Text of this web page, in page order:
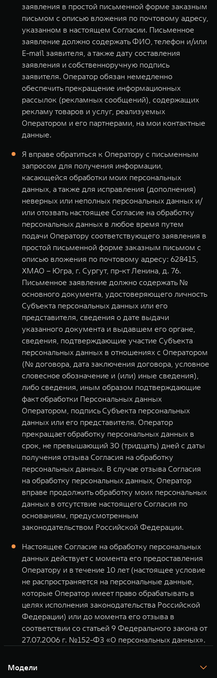
заявления в простой письменной форме заказным
письмом с описью вложения по почтовому адресу,
указанном в настоящем Согласии. Письменное
заявление должно содержать ФИО, телефон и/или
E-mail заявителя, а также дату составления
заявления и собственноручную подпись
заявителя. Оператор обязан немедленно
обеспечить прекращение информационных
рассылок (рекламных сообщений), содержащих
рекламу товаров и услуг, реализуемых
Оператором и его партнерами, на мои контактные
данные.
Я вправе обратиться к Оператору с письменным
запросом для получения информации,
касающейся обработки моих персональных
данных, а также для исправления (дополнения)
неверных или неполных персональных данных и/
или отозвать настоящее Согласие на обработку
персональных данных в любое время путем
подачи Оператору соответствующего заявления в
простой письменной форме заказным письмом с
описью вложения по почтовому адресу: 628415,
ХМАО – Югра, г. Сургут, пр-кт Ленина, д. 76.
Письменное заявление должно содержать №
основного документа, удостоверяющего личность
Субъекта персональных данных или его
представителя, сведения о дате выдачи
указанного документа и выдавшем его органе,
сведения, подтверждающие участие Субъекта
персональных данных в отношениях с Оператором
(№ договора, дата заключения договора, условное
словесное обозначение и (или) иные сведения),
либо сведения, иным образом подтверждающие
факт обработки Персональных данных
Оператором, подпись Субъекта персональных
данных или его представителя. Оператор
прекращает обработку персональных данных в
срок, не превышающий 30 (тридцать) дней с даты
получения отзыва Согласия на обработку
персональных данных. В случае отзыва Согласия
на обработку персональных данных, Оператор
вправе продолжить обработку моих персональных
данных в отсутствие настоящего Согласия по
основаниям, предусмотренным
законодательством Российской Федерации.
Настоящее Согласие на обработку персональных
данных действует с момента его предоставления
Оператору и в течение 10 лет (настоящее условие
не распространяется на персональные данные,
которые Оператор имеет право обрабатывать в
целях исполнения законодательства Российской
Федерации) или до момента его отзыва в
соответствии со статьей 9 Федерального закона от
27.07.2006 г. №152-ФЗ «О персональных данных».
Модели